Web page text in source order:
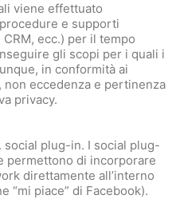
viene effettuato
e supporti
ecc.) per il tempo
gli scopi per i quali i
in conformità ai
eccedenza e pertinenza
privacy.
plug-in. I social plug-
permettono di incorporare
direttamente all’interno
“mi piace” di Facebook).